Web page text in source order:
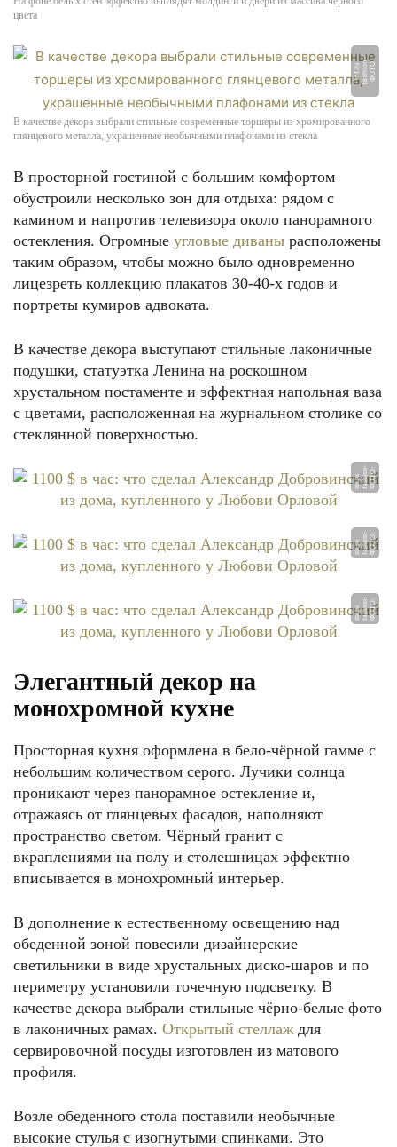
цвета
Ф
О
Т
О:
f
a
s
hi
o
n
-i
n
t.
r
u
В качестве декора выбрали стильные современные торшеры из хромированного
глянцевого металла, украшенные необычными плафонами из стекла
В просторной гостиной с большим комфортом
обустроили несколько зон для отдыха: рядом с
камином и напротив телевизора около панорамного
остекления. Огромные угловые диваны расположены
таким образом, чтобы можно было одновременно
лицезреть коллекцию плакатов 30-40-х годов и
портреты кумиров адвоката.
В качестве декора выступают стильные лаконичные
подушки, статуэтка Ленина на роскошном
хрустальном постаменте и эффектная напольная ваза
с цветами, расположенная на журнальном столике со
стеклянной поверхностью.
Ф
О
Т О:
f
a
s
hi o
n
-
i
nt.
r
u
Ф
О
Т О:
f
a
s
hi o
n
-
i
nt.
r
u
Ф
О
Т О:
f
a
s
hi o
n
-
i
nt.
r
u
Элегантный декор на
монохромной кухне
Просторная кухня оформлена в бело-чёрной гамме с
небольшим количеством серого. Лучики солнца
проникают через панорамное остекление и,
отражаясь от глянцевых фасадов, наполняют
пространство светом. Чёрный гранит с
вкраплениями на полу и столешницах эффектно
вписывается в монохромный интерьер.
В дополнение к естественному освещению над
обеденной зоной повесили дизайнерские
светильники в виде хрустальных диско-шаров и по
периметру установили точечную подсветку. В
качестве декора выбрали стильные чёрно-белые фото
в лаконичных рамах. Открытый стеллаждля
сервировочной посуды изготовлен из матового
профиля.
Возле обеденного стола поставили необычные
высокие стулья с изогнутыми спинками. Это